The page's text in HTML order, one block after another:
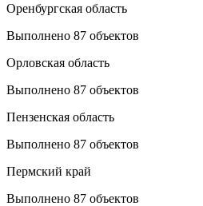
Оренбургская область
Выполнено 87 объектов
Орловская область
Выполнено 87 объектов
Пензенская область
Выполнено 87 объектов
Пермский край
Выполнено 87 объектов